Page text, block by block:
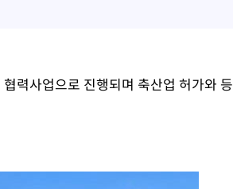
력사업으로 진행되며 축산업 허가와 등